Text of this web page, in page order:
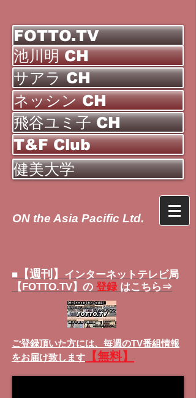
FOTTO.TV
池川明 CH
サアラ CH
ネッシン CH
飛谷ユミ子 CH
T&F Club
健美大学
ON the Asia Pacific Ltd.
■ 【週刊】
インターネットテレビ局
【FOTTO.TV】の 登録 はこちら⇒
ご登録頂いた方には、 毎週のTV番組情報
をお届け致します
【無料】